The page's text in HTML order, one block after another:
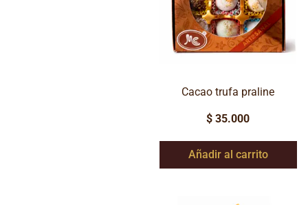
Cacao trufa praline
$ 35.000
Añadir al carrito